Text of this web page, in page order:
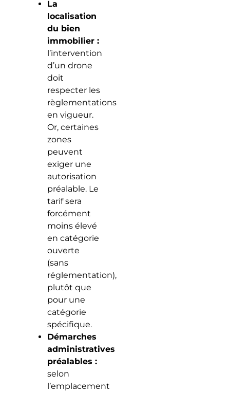
La
localisation
du bien
immobilier :
l’intervention
d’un drone
doit
respecter les
règlementations
en vigueur.
Or, certaines
zones
peuvent
exiger une
autorisation
préalable. Le
tarif sera
forcément
moins élevé
en catégorie
ouverte
(sans
réglementation),
plutôt que
pour une
catégorie
spécifique.
Démarches
administratives
préalables :
selon
l’emplacement